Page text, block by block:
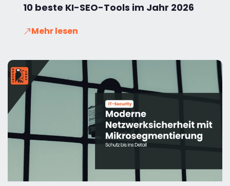
10 beste KI-SEO-Tools im Jahr 2026
Mehr lesen